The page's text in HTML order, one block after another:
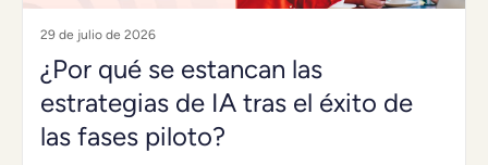
29 de julio de 2026
¿Por qué se estancan las
estrategias de IA tras el éxito de
las fases piloto?